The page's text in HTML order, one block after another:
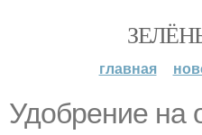
главная
Удобрение на